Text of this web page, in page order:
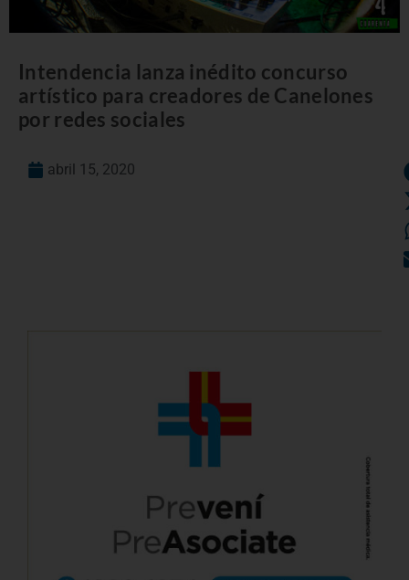
Intendencia lanza inédito concurso
artístico para creadores de Canelones
por redes sociales
abril 15, 2020